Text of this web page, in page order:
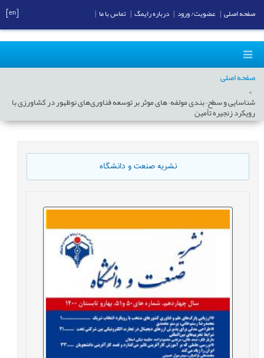
صفحه اصلی
شناسایی و سطح¬بندی مولفه¬های موثر بر توسعه فناوری‌های نوظهور در کشاورزی با
رویکرد زنجیره تأمین
نشریه صنعت و دانشگاه
صفحه اصلی عضویت/ ورود درباره رایمگ تماس با ما